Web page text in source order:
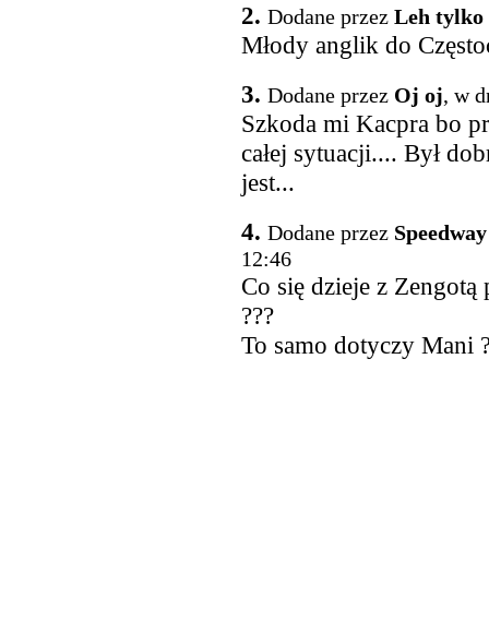
2. Dodane przez Leh tylko
Młody anglik do
3. Dodane przez Oj oj, w
Szkoda mi Kacpra bo
całej sytuacji.... Był
jest...
4. Dodane przez
12:46
Co się dzieje z Zengotą
???
To samo dotyczy Mani